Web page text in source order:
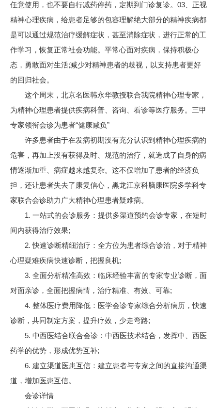
任意使用，也不要自行减药停药，定期到门诊复诊。03、正视
精神心理疾病，给患者足够的包容理解绝大部分的精神疾病都
是可以通过规范治疗缓解症状，甚至消除症状，进行正常的工
作学习，恢复正常社会功能。平常心面对疾病，保持积极心
态，勇敢面对生活;减少对精神患者的歧视，以支持患者更好
的回归社会。
这个周末，北京名医韩永华教授联合我院精神心理专家，
为精神心理患者提供疾病科普、咨询、看诊等医疗服务。三甲
专家领衔会诊为患者“健康减负”
许多患者由于在发病初期没有充分认识到精神心理疾病的
危害，再加上没有获得及时、规范的治疗，就造成了自身的病
情逐渐加重、病症越来越复杂。这不仅增加了患者的经济负
担，还让患者失去了康复信心，黑龙江京科脑康医院多学科专
家联合会诊助力广大精神心理患者疑难病。
1. 一站式的会诊服务：提供多渠道预约会诊专家，在短时
间内获得治疗效果;
2. 快速诊断精细治疗：全方位为患者综合诊治，对于精神
心理疑难疾病快速诊断，把握良机;
3. 全面分析精准高效：临床经验丰富的专家专业诊断，面
对面亲诊，全面把握病情，治疗精准、有效、可靠;
4. 整体医疗费用降低：医学会诊专家综合分析病历，快速
诊断，共同制定方案，提升疗效，少走弯路;
5. 中西医结合联合会诊：中西医技术结合，发挥中、西医
药学的优势，形成优势互补;
6. 建立渠道医患互信：建立患者与专家之间的直接沟通渠
道，增加医患互信。
会诊详情